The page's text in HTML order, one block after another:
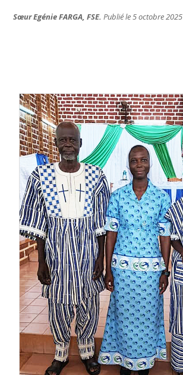
Sœur Egénie FARGA, FSE.Publié le 5 octobre 2025